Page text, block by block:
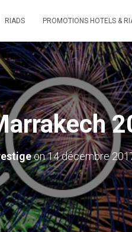
RIADS PROMOTIONS HOTELS &
on14 décembre